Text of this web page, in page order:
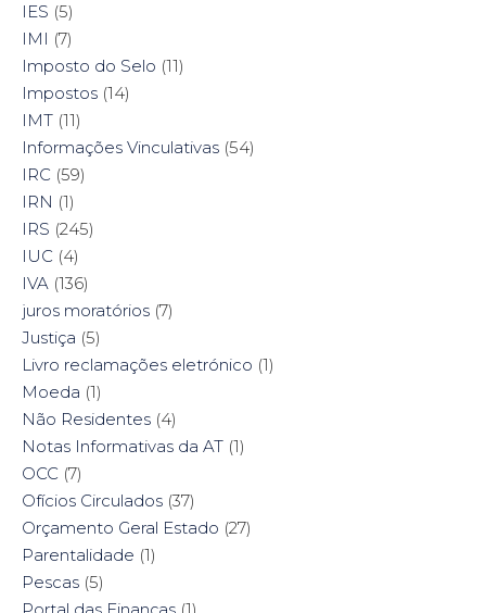
IES (5)
IMI (7)
Imposto do Selo (11)
Impostos (14)
IMT (11)
Informações Vinculativas (54)
IRC (59)
IRN (1)
IRS (245)
IUC (4)
IVA (136)
juros moratórios (7)
Justiça (5)
Livro reclamações eletrónico (1)
Moeda (1)
Não Residentes (4)
Notas Informativas da AT (1)
OCC (7)
Ofícios Circulados (37)
Orçamento Geral Estado (27)
Parentalidade (1)
Pescas (5)